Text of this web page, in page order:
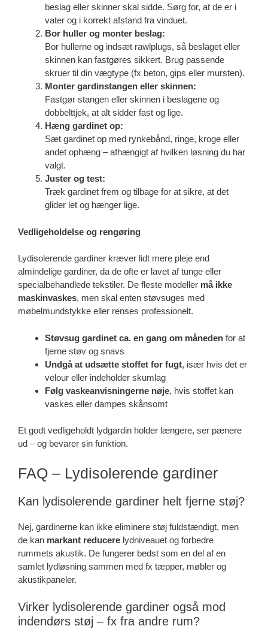
beslag eller skinner skal sidde. Sørg for, at de er i
vater og i korrekt afstand fra vinduet.
Bor huller og monter beslag:
Bor hullerne og indsæt rawlplugs, så beslaget eller
skinnen kan fastgøres sikkert. Brug passende
skruer til din vægtype (fx beton, gips eller mursten).
Monter gardinstangen eller skinnen:
Fastgør stangen eller skinnen i beslagene og
dobbelttjek, at alt sidder fast og lige.
Hæng gardinet op:
Sæt gardinet op med rynkebånd, ringe, kroge eller
andet ophæng – afhængigt af hvilken løsning du har
valgt.
Juster og test:
Træk gardinet frem og tilbage for at sikre, at det
glider let og hænger lige.
Vedligeholdelse og rengøring
Lydisolerende gardiner kræver lidt mere pleje end
almindelige gardiner, da de ofte er lavet af tunge eller
specialbehandlede tekstiler. De fleste modeller må ikke
maskinvaskes, men skal enten støvsuges med
møbelmundstykke eller renses professionelt.
Støvsug gardinet ca. en gang om måneden for at
fjerne støv og snavs
Undgå at udsætte stoffet for fugt, især hvis det er
velour eller indeholder skumlag
Følg vaskeanvisningerne nøje, hvis stoffet kan
vaskes eller dampes skånsomt
Et godt vedligeholdt lydgardin holder længere, ser pænere
ud – og bevarer sin funktion.
FAQ – Lydisolerende gardiner
Kan lydisolerende gardiner helt fjerne støj?
Nej, gardinerne kan ikke eliminere støj fuldstændigt, men
de kan markant reducere lydniveauet og forbedre
rummets akustik. De fungerer bedst som en del af en
samlet lydløsning sammen med fx tæpper, møbler og
akustikpaneler.
Virker lydisolerende gardiner også mod
indendørs støj – fx fra andre rum?